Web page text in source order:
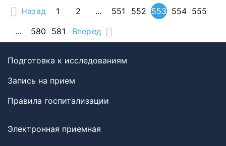
Назад 1 2 ... 551 552 553 554 555
...
580 581 Вперед
Подготовка к исследованиям
Запись на прием
Правила госпитализации
Электронная приемная